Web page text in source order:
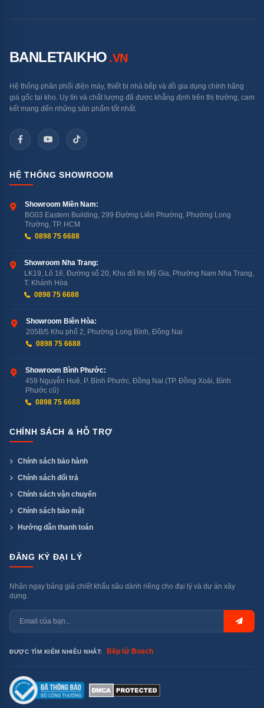
BANLETAIKHO .VN
Hệ thống phân phối điện máy, thiết bị nhà bếp và đồ gia dụng chính hãng
giá gốc tại kho. Uy tín và chất lượng đã được khẳng định trên thị trường, cam
kết mang đến những sản phẩm tốt nhất.
HỆ THỐNG SHOWROOM
Showroom Miền Nam:
BG03 Eastern Building, 299 Đường Liên Phường, Phường Long
Trường, TP. HCM
0898 75 6688
Showroom Nha Trang:
LK19, Lô 16, Đường số 20, Khu đô thị Mỹ Gia, Phường Nam Nha Trang,
T. Khánh Hòa
0898 75 6688
Showroom Biên Hòa:
205B/5 Khu phố 2, Phường Long Bình, Đồng Nai
0898 75 6688
Showroom Bình Phước:
459 Nguyễn Huệ, P. Bình Phước, Đồng Nai (TP. Đồng Xoài, Bình
Phước cũ)
0898 75 6688
CHÍNH SÁCH & HỖ TRỢ
Chính sách bảo hành
Chính sách đổi trả
Chính sách vận chuyển
Chính sách bảo mật
Hướng dẫn thanh toán
ĐĂNG KÝ ĐẠI LÝ
Nhận ngay bảng giá chiết khấu sâu dành riêng cho đại lý và dự án xây
dựng.
ĐƯỢC TÌM KIẾM NHIỀU NHẤT: Bếp từ Bosch